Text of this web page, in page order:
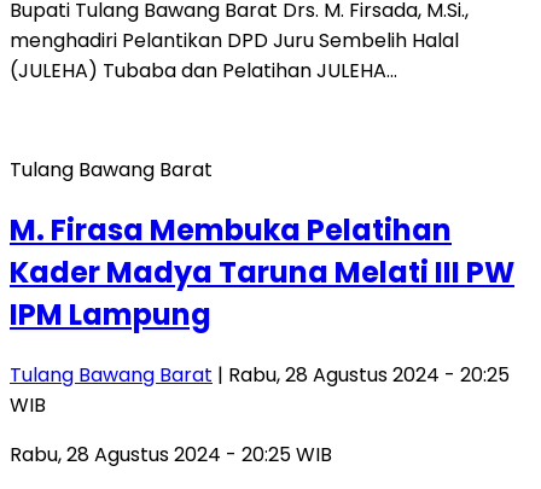
Bupati Tulang Bawang Barat Drs. M. Firsada, M.Si.,
menghadiri Pelantikan DPD Juru Sembelih Halal
(JULEHA) Tubaba dan Pelatihan JULEHA…
Tulang Bawang Barat
M. Firasa Membuka Pelatihan
Kader Madya Taruna Melati III PW
IPM Lampung
Tulang Bawang Barat | Rabu, 28 Agustus 2024 - 20:25
WIB
Rabu, 28 Agustus 2024 - 20:25 WIB